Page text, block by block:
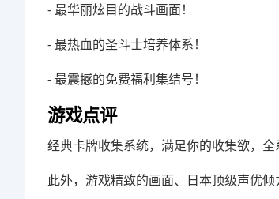
- 最华丽炫目的战斗画面！
- 最热血的圣斗士培养体系！
- 最震撼的免费福利集结号！
游戏点评
经典卡牌收集系统，满足你的收集欲，全
此外，游戏精致的画面、日本顶级声优倾